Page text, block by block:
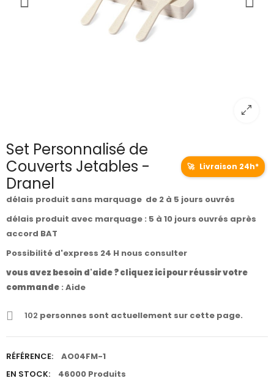
Set Personnalisé de
Couverts Jetables -
Dranel
🚀 Livraison 24h*
délais produit sans marquage de 2 à 5 jours ouvrés
délais produit avec marquage : 5 à 10 jours ouvrés après
accord BAT
Possibilité d'express 24 H nous consulter
vous avez besoin d'aide ? cliquez ici pour réussir votre
commande : Aide
102 personnes sont actuellement sur cette page.
RÉFÉRENCE:
AO04FM-1
EN STOCK:
46000 Produits